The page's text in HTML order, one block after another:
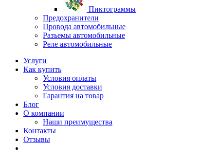
Пиктограммы
Предохранители
Провода автомобильные
Разъемы автомобильные
Реле автомобильные
Услуги
Как купить
Условия оплаты
Условия доставки
Гарантия на товар
Блог
О компании
Наши преимущества
Контакты
Отзывы